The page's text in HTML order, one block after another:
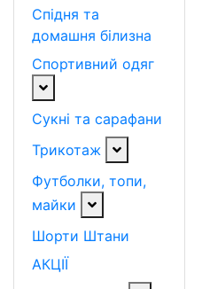
Спідня та
домашня білизна
Спортивний одяг
Сукні та сарафани
Трикотаж
Футболки, топи,
майки
Шорти Штани
АКЦІЇ